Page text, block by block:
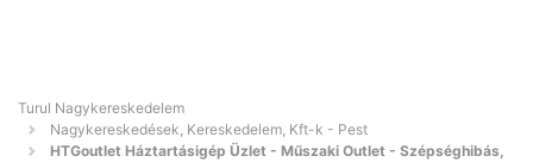
Turul Nagykereskedelem
Nagykereskedések, Kereskedelem, Kft-k - Pest
HTGoutlet Háztartásigép Üzlet - Műszaki Outlet - Szépséghibás,